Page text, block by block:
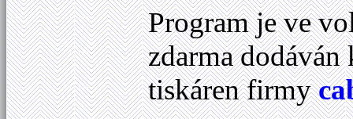
Program je ve
zdarma
tiskáren firmy